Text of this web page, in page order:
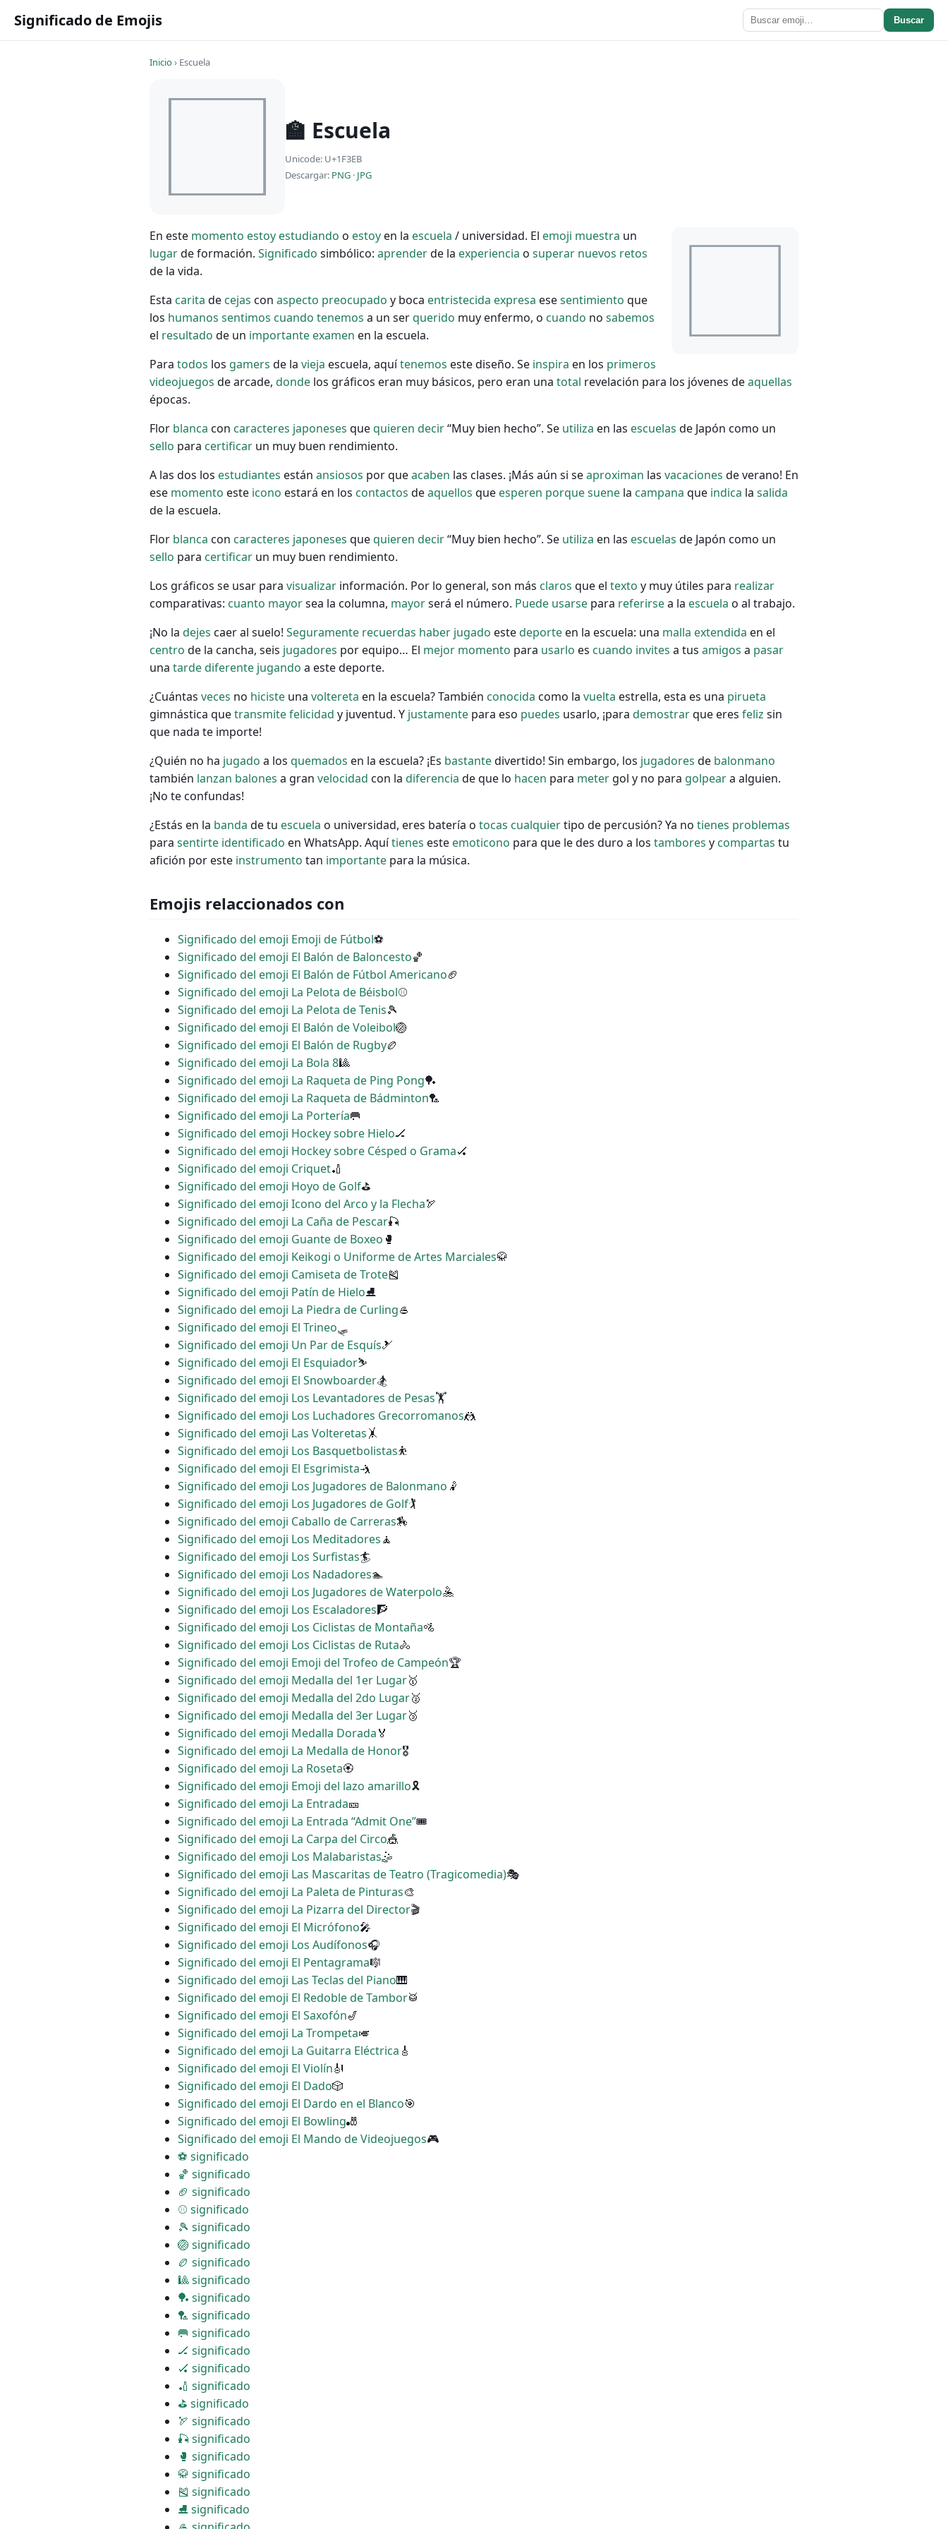
Significado de Emojis Buscar
Inicio› Escuela
🏫 Escuela
Unicode: U+1F3EB
Descargar: PNG · JPG
En este momento estoy estudiando o estoyen la escuela / universidad. El emoji muestra un
lugarde formación. Significado simbólico: aprenderde la experiencia o superar nuevos retos
de la vida.
Esta carita de cejas con aspecto preocupado y boca entristecida expresa esesentimiento que
los humanos sentimos cuando tenemos a un serquerido muy enfermo, o cuando no sabemos
el resultado de un importante examen en la escuela.
Para todos los gamers de la vieja escuela, aquítenemos este diseño. Se inspira en los primeros
videojuegos de arcade, donde los gráficos eran muy básicos, pero eran una total revelación para los jóvenes deaquellas
épocas.
Flor blanca con caracteres japoneses quequieren decir“Muy bien hecho”. Se utiliza en las escuelas de Japón como un
sello para certificar un muy buen rendimiento.
A las dos los estudiantes están ansiosos por queacaben las clases. ¡Más aún si seaproximan las vacaciones de verano! En
ese momento este icono estará en los contactos deaquellos que esperen porquesuene la campana que indica la salida
de la escuela.
Flor blanca con caracteres japoneses quequieren decir“Muy bien hecho”. Se utiliza en las escuelas de Japón como un
sello para certificar un muy buen rendimiento.
Los gráficos se usar para visualizar información. Por lo general, son más claros que el texto y muy útiles para realizar
comparativas: cuanto mayorsea la columna, mayorserá el número. Puede usarse para referirsea la escuela o al trabajo.
¡No la dejes caer al suelo! Seguramente recuerdas haber jugado estedeporteen la escuela: una malla extendida en el
centro de la cancha, seis jugadores por equipo… El mejor momento para usarlo es cuando invites a tus amigos a pasar
una tardediferente jugando a este deporte.
¿Cuántas veces no hiciste una voltereta en la escuela? También conocida como la vuelta estrella, esta es una pirueta
gimnástica quetransmitefelicidad y juventud. Y justamente para eso puedes usarlo, ¡para demostrarque eres feliz sin
que nada te importe!
¿Quién no ha jugado a los quemados en la escuela? ¡Es bastantedivertido! Sin embargo, los jugadores de balonmano
también lanzan balones a gran velocidad con la diferencia de que lo hacen para meter gol y no para golpeara alguien.
¡No te confundas!
¿Estás en la banda de tu escuela o universidad, eres batería o tocas cualquiertipo de percusión? Ya no tienes problemas
para sentirte identificado en WhatsApp. Aquítienes este emoticono para que le des duro a los tambores y compartas tu
afición por este instrumento tan importante para la música.
Emojis relaccionados con
Significado del emoji Emoji de Fútbol⚽
Significado del emoji El Balón de Baloncesto🏀
Significado del emoji El Balón de Fútbol Americano🏈
Significado del emoji La Pelota de Béisbol⚾
Significado del emoji La Pelota de Tenis🎾
Significado del emoji El Balón de Voleibol🏐
Significado del emoji El Balón de Rugby🏉
Significado del emoji La Bola 8🎱
Significado del emoji La Raqueta de Ping Pong🏓
Significado del emoji La Raqueta de Bádminton🏸
Significado del emoji La Portería🥅
Significado del emoji Hockey sobre Hielo🏒
Significado del emoji Hockey sobre Césped o Grama🏑
Significado del emoji Criquet🏏
Significado del emoji Hoyo de Golf⛳
Significado del emoji Icono del Arco y la Flecha🏹
Significado del emoji La Caña de Pescar🎣
Significado del emoji Guante de Boxeo 🥊
Significado del emoji Keikogi o Uniforme de Artes Marciales🥋
Significado del emoji Camiseta de Trote🎽
Significado del emoji Patín de Hielo⛸
Significado del emoji La Piedra de Curling🥌
Significado del emoji El Trineo🛷
Significado del emoji Un Par de Esquís🎿
Significado del emoji El Esquiador⛷
Significado del emoji El Snowboarder🏂
Significado del emoji Los Levantadores de Pesas🏋
Significado del emoji Los Luchadores Grecorromanos🤼
Significado del emoji Las Volteretas🤸
Significado del emoji Los Basquetbolistas⛹
Significado del emoji El Esgrimista🤺
Significado del emoji Los Jugadores de Balonmano 🤾
Significado del emoji Los Jugadores de Golf🏌
Significado del emoji Caballo de Carreras🏇
Significado del emoji Los Meditadores🧘
Significado del emoji Los Surfistas🏄
Significado del emoji Los Nadadores🏊
Significado del emoji Los Jugadores de Waterpolo🤽
Significado del emoji Los Escaladores🧗
Significado del emoji Los Ciclistas de Montaña🚵
Significado del emoji Los Ciclistas de Ruta🚴
Significado del emoji Emoji del Trofeo de Campeón🏆
Significado del emoji Medalla del 1er Lugar🥇
Significado del emoji Medalla del 2do Lugar🥈
Significado del emoji Medalla del 3er Lugar🥉
Significado del emoji Medalla Dorada🏅
Significado del emoji La Medalla de Honor🎖
Significado del emoji La Roseta🏵
Significado del emoji Emoji del lazo amarillo🎗
Significado del emoji La Entrada🎫
Significado del emoji La Entrada “Admit One”🎟
Significado del emoji La Carpa del Circo🎪
Significado del emoji Los Malabaristas🤹
Significado del emoji Las Mascaritas de Teatro (Tragicomedia)🎭
Significado del emoji La Paleta de Pinturas🎨
Significado del emoji La Pizarra del Director🎬
Significado del emoji El Micrófono🎤
Significado del emoji Los Audífonos🎧
Significado del emoji El Pentagrama🎼
Significado del emoji Las Teclas del Piano🎹
Significado del emoji El Redoble de Tambor🥁
Significado del emoji El Saxofón🎷
Significado del emoji La Trompeta🎺
Significado del emoji La Guitarra Eléctrica 🎸
Significado del emoji El Violín🎻
Significado del emoji El Dado🎲
Significado del emoji El Dardo en el Blanco🎯
Significado del emoji El Bowling🎳
Significado del emoji El Mando de Videojuegos🎮
⚽ significado
🏀 significado
🏈 significado
⚾ significado
🎾 significado
🏐 significado
🏉 significado
🎱 significado
🏓 significado
🏸 significado
🥅 significado
🏒 significado
🏑 significado
🏏 significado
⛳ significado
🏹 significado
🎣 significado
🥊 significado
🥋 significado
🎽 significado
⛸ significado